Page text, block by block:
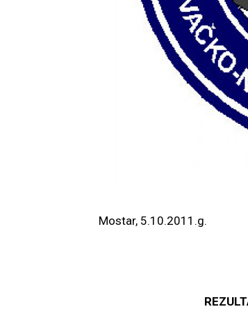
Mostar,